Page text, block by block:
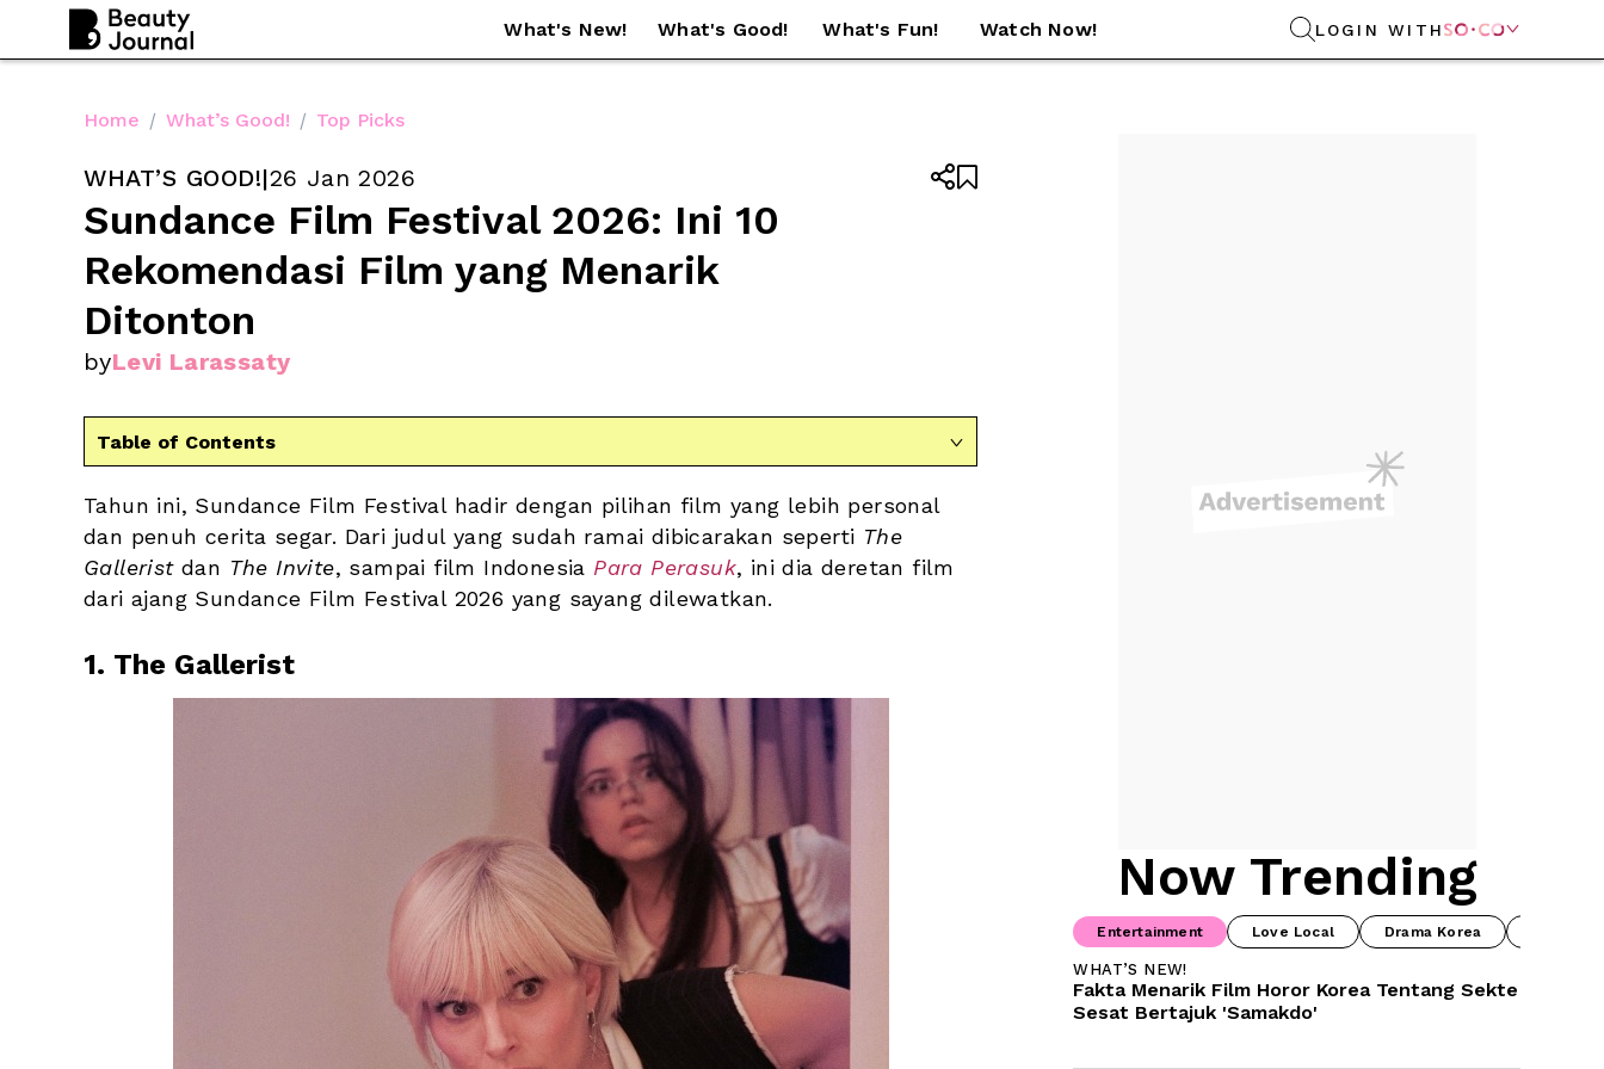
What's New! What's Good! What's Fun! Watch Now! LOGIN WITH 
Home / What’s Good! / Top Picks
WHAT’S GOOD!|26 Jan 2026
Sundance Film Festival 2026: Ini 10
Rekomendasi Film yang Menarik
Ditonton
byLevi Larassaty


Table of Contents 
Tahun ini, Sundance Film Festival hadir dengan pilihan film yang lebih personal
dan penuh cerita segar. Dari judul yang sudah ramai dibicarakan seperti The
Gallerist dan The Invite, sampai film Indonesia Para Perasuk, ini dia deretan film
dari ajang Sundance Film Festival 2026 yang sayang dilewatkan.
1. The Gallerist
Now Trending
Entertainment Love Local Drama Korea
WHAT’S NEW!
Fakta Menarik Film Horor Korea Tentang Sekte
Sesat Bertajuk 'Samakdo'